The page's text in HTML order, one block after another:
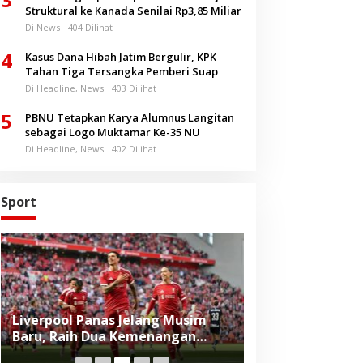
Struktural ke Kanada Senilai Rp3,85 Miliar
Di News 404 Dilihat
4
Kasus Dana Hibah Jatim Bergulir, KPK
Tahan Tiga Tersangka Pemberi Suap
Di Headline, News 403 Dilihat
5
PBNU Tetapkan Karya Alumnus Langitan
sebagai Logo Muktamar Ke-35 NU
Di Headline, News 402 Dilihat
Sport
Liverpool Panas Jelang Musim
Baru, Raih Dua Kemenangan
Beruntun di Pramusim